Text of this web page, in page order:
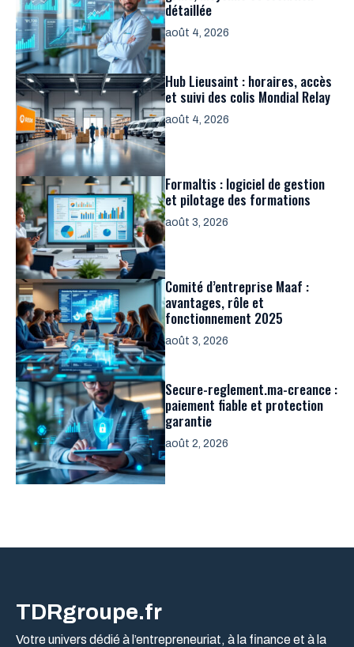
détaillée
août 4, 2026
Hub Lieusaint : horaires, accès
et suivi des colis Mondial Relay
août 4, 2026
Formaltis : logiciel de gestion
et pilotage des formations
août 3, 2026
Comité d’entreprise Maaf :
avantages, rôle et
fonctionnement 2025
août 3, 2026
Secure-reglement.ma-creance :
paiement fiable et protection
garantie
août 2, 2026
TDRgroupe.fr
Votre univers dédié à l’entrepreneuriat, à la finance et à la